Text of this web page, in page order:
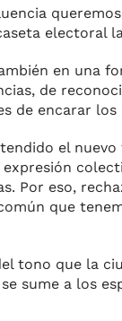
electoral
en una
de
de encarar
el
Por eso,
que
tono que la
sume a los